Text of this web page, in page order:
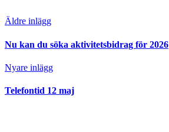
Äldre inlägg
Nu kan du söka aktivitetsbidrag för 2026
Nyare inlägg
Telefontid 12 maj